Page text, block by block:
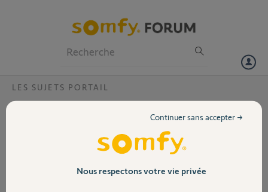
Volet
LES SUJETS PORTAIL
SGS 400 problème d'ordre de fermeture
Bonjour
J'ai installé mon portail
avec ouverture sur l'
exterieur (du fait de la
pente je n'ai pas le choix)
Nous respectons votre vie privée
Continuer sans accepter →